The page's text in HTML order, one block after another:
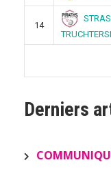
14
Derniers